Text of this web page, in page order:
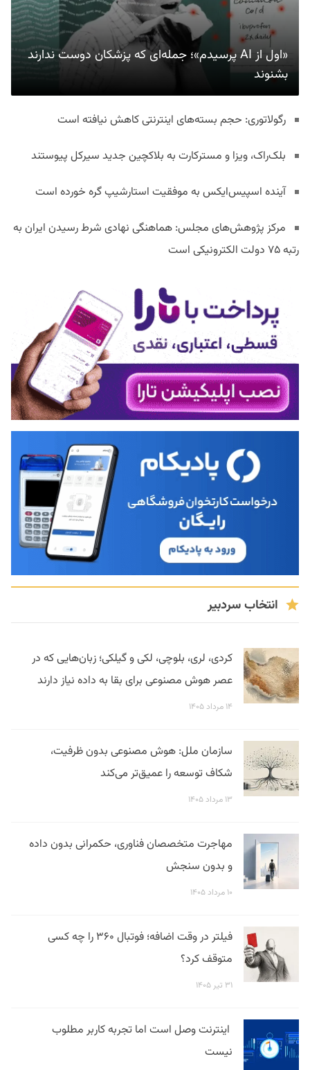
«اول از AI پرسیدم»؛ جمله‌ای که پزشکان دوست ندارند
بشنوند
رگولاتوری: حجم بسته‌های اینترنتی کاهش نیافته است
بلک‌راک، ویزا و مسترکارت به بلاکچین جدید سیرکل پیوستند
آینده اسپیس‌ایکس به موفقیت استارشیپ گره خورده است
مرکز پژوهش‌های مجلس: هماهنگی نهادی شرط رسیدن ایران به
رتبه ۷۵ دولت الکترونیکی است
انتخاب سردبیر
کردی، لری، بلوچی، لکی و گیلکی؛ زبان‌هایی که در
عصر هوش مصنوعی برای بقا به داده نیاز دارند
۱۴ مرداد ۱۴۰۵
سازمان ملل: هوش مصنوعی بدون ظرفیت،
شکاف توسعه را عمیق‌تر می‌کند
۱۳ مرداد ۱۴۰۵
مهاجرت متخصصان فناوری، حکمرانی بدون داده
و بدون سنجش
۱۰ مرداد ۱۴۰۵
فیلتر در وقت اضافه؛ فوتبال ۳۶۰ را چه کسی
متوقف کرد؟
۳۱ تیر ۱۴۰۵
اینترنت وصل است اما تجربه کاربر مطلوب
نیست